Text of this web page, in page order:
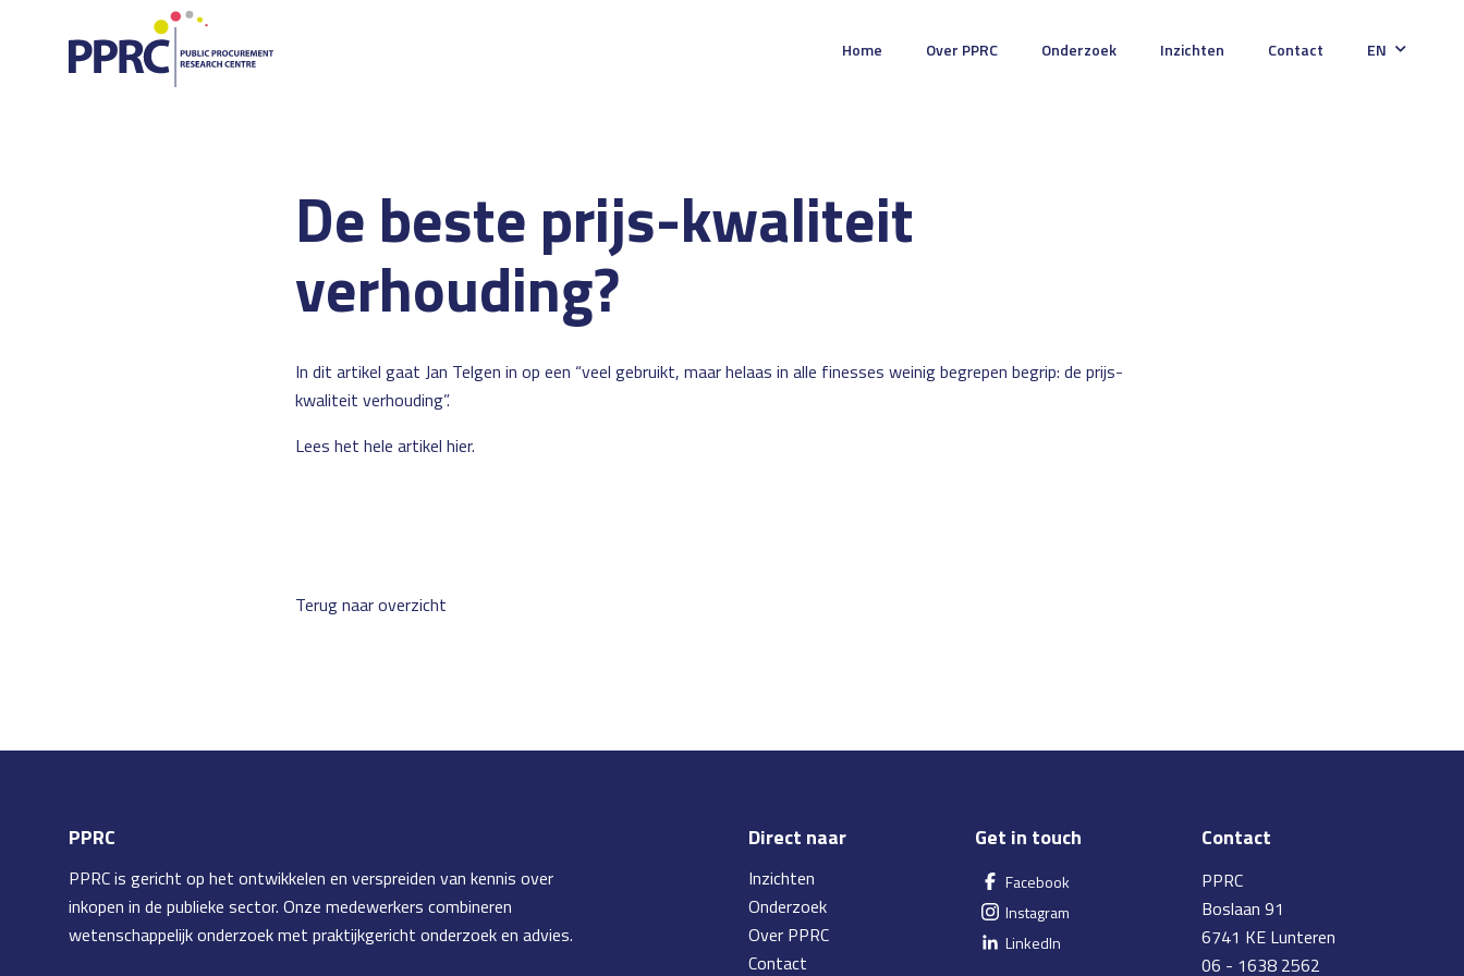
Home Over PPRC Onderzoek Inzichten Contact EN
De beste prijs-kwaliteit
verhouding?
In dit artikel gaat Jan Telgen in op een “veel gebruikt, maar helaas in alle finesses weinig begrepen begrip: de prijs-
kwaliteit verhouding”.
Lees het hele artikel hier.
Terug naar overzicht
PPRC
PPRC is gericht op het ontwikkelen en verspreiden van kennis over
inkopen in de publieke sector. Onze medewerkers combineren
wetenschappelijk onderzoek met praktijkgericht onderzoek en advies.
Direct naar
Inzichten
Onderzoek
Over PPRC
Contact
Get in touch
Facebook
Instagram
LinkedIn
Contact
PPRC
Boslaan 91
6741 KE Lunteren
06 - 1638 2562